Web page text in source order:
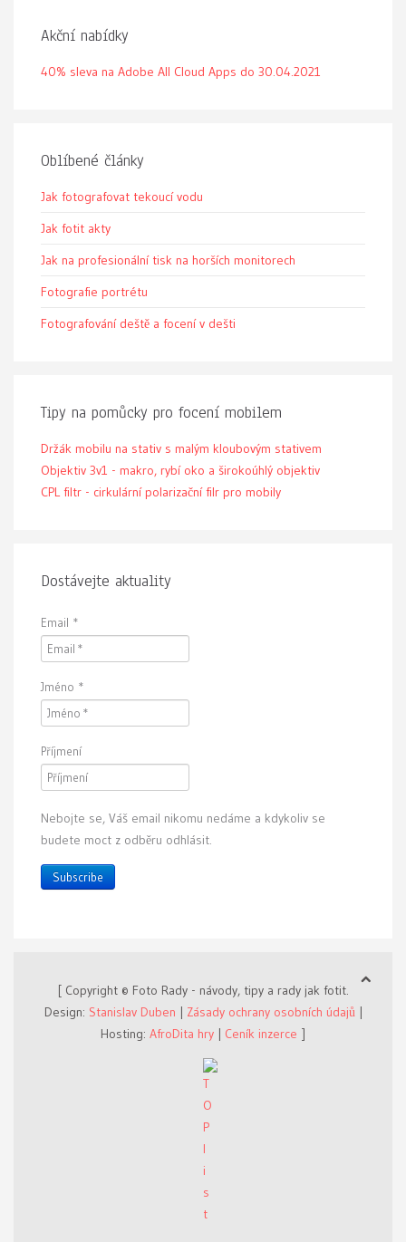
Akční nabídky
40% sleva na Adobe All Cloud Apps do 30.04.2021
Oblíbené články
Jak fotografovat tekoucí vodu
Jak fotit akty
Jak na profesionální tisk na horších monitorech
Fotografie portrétu
Fotografování deště a focení v dešti
Tipy na pomůcky pro focení mobilem
Držák mobilu na stativ s malým kloubovým stativem
Objektiv 3v1 - makro, rybí oko a širokoúhlý objektiv
CPL filtr - cirkulární polarizační filr pro mobily
Dostávejte aktuality
Email *
Jméno *
Příjmení
Nebojte se, Váš email nikomu nedáme a kdykoliv se
budete moct z odběru odhlásit.
Subscribe
[ Copyright © Foto Rady - návody, tipy a rady jak fotit.
Design: Stanislav Duben | Zásady ochrany osobních údajů|
Hosting: AfroDita hry | Ceník inzerce ]